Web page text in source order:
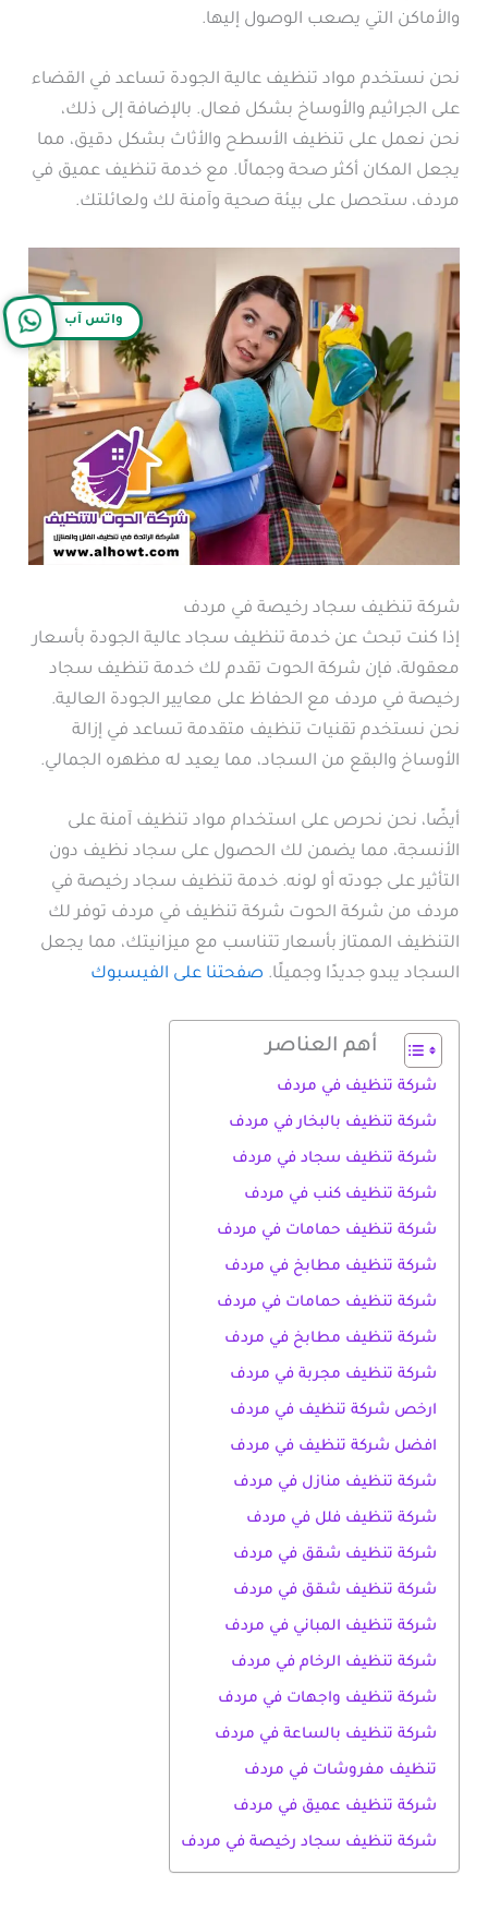
والأماكن التي يصعب الوصول إليها.
نحن نستخدم مواد تنظيف عالية الجودة تساعد في القضاء
على الجراثيم والأوساخ بشكل فعال. بالإضافة إلى ذلك،
نحن نعمل على تنظيف الأسطح والأثاث بشكل دقيق، مما
يجعل المكان أكثر صحة وجمالًا. مع خدمة تنظيف عميق في
مردف، ستحصل على بيئة صحية وآمنة لك ولعائلتك.
شركة تنظيف سجاد رخيصة في مردف
إذا كنت تبحث عن خدمة تنظيف سجاد عالية الجودة بأسعار
معقولة، فإن شركة الحوت تقدم لك خدمة تنظيف سجاد
رخيصة في مردف مع الحفاظ على معايير الجودة العالية.
نحن نستخدم تقنيات تنظيف متقدمة تساعد في إزالة
الأوساخ والبقع من السجاد، مما يعيد له مظهره الجمالي.
أيضًا، نحن نحرص على استخدام مواد تنظيف آمنة على
الأنسجة، مما يضمن لك الحصول على سجاد نظيف دون
التأثير على جودته أو لونه. خدمة تنظيف سجاد رخيصة في
مردف من شركة الحوت شركة تنظيف في مردف توفر لك
التنظيف الممتاز بأسعار تتناسب مع ميزانيتك، مما يجعل
السجاد يبدو جديدًا وجميلًا. صفحتنا على الفيسبوك
أهم العناصر
شركة تنظيف في مردف
شركة تنظيف بالبخار في مردف
شركة تنظيف سجاد في مردف
شركة تنظيف كنب في مردف
شركة تنظيف حمامات في مردف
شركة تنظيف مطابخ في مردف
شركة تنظيف حمامات في مردف
شركة تنظيف مطابخ في مردف
شركة تنظيف مجربة في مردف
ارخص شركة تنظيف في مردف
افضل شركة تنظيف في مردف
شركة تنظيف منازل في مردف
شركة تنظيف فلل في مردف
شركة تنظيف شقق في مردف
شركة تنظيف شقق في مردف
شركة تنظيف المباني في مردف
شركة تنظيف الرخام في مردف
شركة تنظيف واجهات في مردف
شركة تنظيف بالساعة في مردف
تنظيف مفروشات في مردف
شركة تنظيف عميق في مردف
شركة تنظيف سجاد رخيصة في مردف
واتس آب